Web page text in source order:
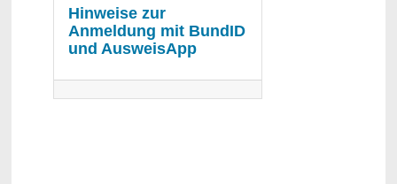
Hinweise zur
Anmeldung mit BundID
und AusweisApp